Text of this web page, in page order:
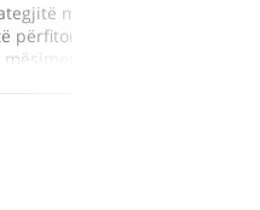
më
përfitoni sa më
që